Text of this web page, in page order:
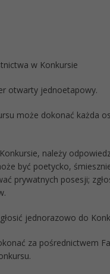
w Konkursie
otwarty jednoetapowy.
może dokonać każda
należy
być poetycko,
prywatnych posesji;
jednorazowo do
za pośrednictwem